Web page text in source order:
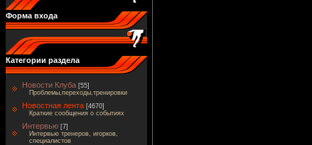
Форма входа
Категории раздела
Новости Клуба [55]
Проблемы,переходы,тренировки
Новостная лента [4670]
Краткие сообщения о событиях
Интервью [7]
Интервью тренеров, игорков,
специалистов